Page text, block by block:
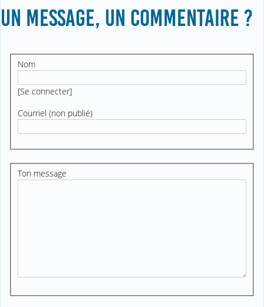
UN MESSAGE, UN COMMENTAIRE ?
Nom
[Se connecter]
Courriel (non publié)
Ton message